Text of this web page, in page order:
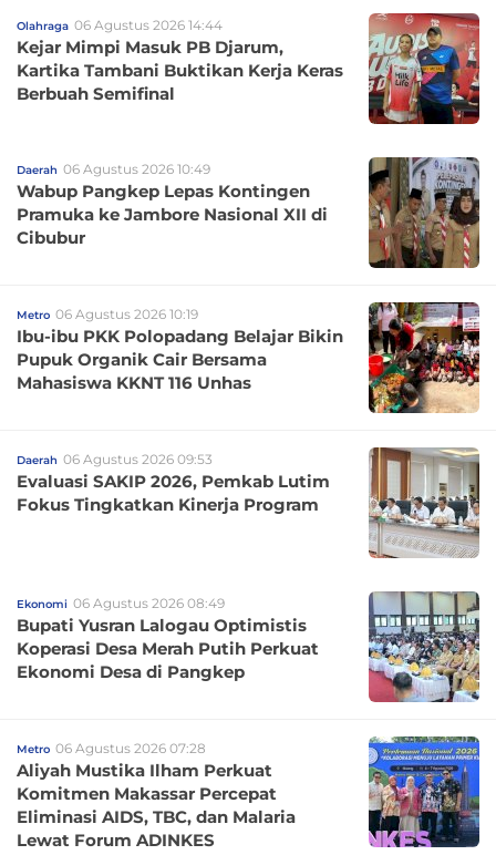
Olahraga 06 Agustus 2026 14:44
Kejar Mimpi Masuk PB Djarum,
Kartika Tambani Buktikan Kerja Keras
Berbuah Semifinal
Daerah 06 Agustus 2026 10:49
Wabup Pangkep Lepas Kontingen
Pramuka ke Jambore Nasional XII di
Cibubur
Metro 06 Agustus 2026 10:19
Ibu-ibu PKK Polopadang Belajar Bikin
Pupuk Organik Cair Bersama
Mahasiswa KKNT 116 Unhas
Daerah 06 Agustus 2026 09:53
Evaluasi SAKIP 2026, Pemkab Lutim
Fokus Tingkatkan Kinerja Program
Ekonomi 06 Agustus 2026 08:49
Bupati Yusran Lalogau Optimistis
Koperasi Desa Merah Putih Perkuat
Ekonomi Desa di Pangkep
Metro 06 Agustus 2026 07:28
Aliyah Mustika Ilham Perkuat
Komitmen Makassar Percepat
Eliminasi AIDS, TBC, dan Malaria
Lewat Forum ADINKES